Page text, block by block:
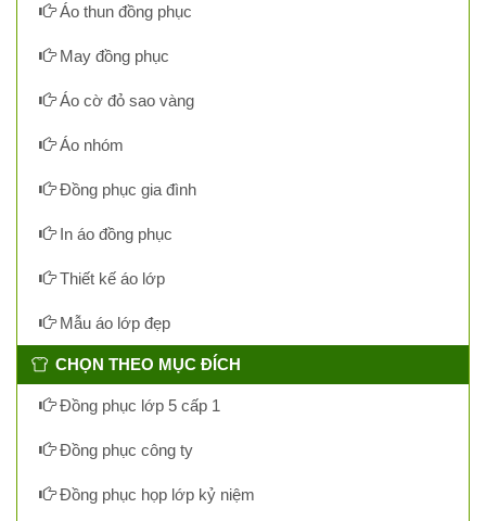
Áo thun đồng phục
May đồng phục
Áo cờ đỏ sao vàng
Áo nhóm
Đồng phục gia đình
In áo đồng phục
Thiết kế áo lớp
Mẫu áo lớp đẹp
CHỌN THEO MỤC ĐÍCH
Đồng phục lớp 5 cấp 1
Đồng phục công ty
Đồng phục họp lớp kỷ niệm